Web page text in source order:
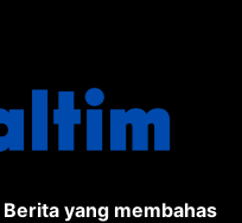
yang membahas